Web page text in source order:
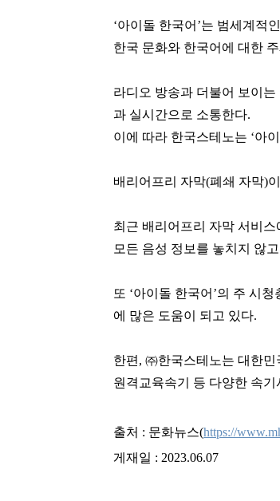
‘아이돌 한국어’는 범세계적
한국 문화와 한국어에 대한
라디오 방송과 더불어 보이는
과 실시간으로 소통한다.
이에 따라 한국스테노는 ‘아
배리어프리 자막(폐쇄 자막)
최근 배리어프리 자막 서비
모든 음성 정보를 놓치지 않
또 ‘아이돌 한국어’의 주 시
에 많은 도움이 되고 있다.
한편, ㈜한국스테노는 대한
원격교육속기 등 다양한 속
출처 : 문화뉴스(https://
게재일 : 2023.06.07